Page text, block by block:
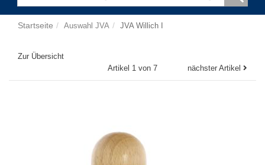
Startseite Auswahl JVA JVA Willich I
Zur Übersicht
Artikel 1 von 7
nächster Artikel